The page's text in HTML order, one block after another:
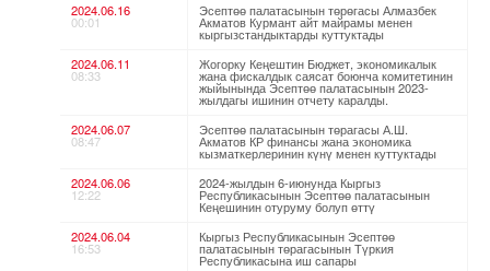
2024.06.16
00:01
Эсептөө палатасынын төрөгасы Алмазбек
Акматов Курмант айт майрамы менен
кыргызстандыктарды куттуктады
2024.06.11
08:33
Жогорку Кеңештин Бюджет, экономикалык
жана фискалдык саясат боюнча комитетинин
жыйынында Эсептөө палатасынын 2023-
жылдагы ишинин отчету каралды.
2024.06.07
08:47
Эсептөө палатасынын төрагасы А.Ш.
Акматов КР финансы жана экономика
кызматкерлеринин күнү менен куттуктады
2024.06.06
12:22
2024-жылдын 6-июнунда Кыргыз
Республикасынын Эсептөө палатасынын
Кеңешинин отуруму болуп өттү
2024.06.04
16:53
Кыргыз Республикасынын Эсептөө
палатасынын төрагасынын Түркия
Республикасына иш сапары